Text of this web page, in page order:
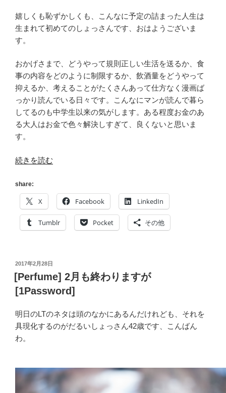
Pro
Plan
を
ウ
ン
グ
レ
ー
ド
[プ
イ
リ
ポ
リ]”
の
嬉しくも恥ずかしくも、こんなに予定の詰まった人生は
生まれて初めてのしょっさんです、おはようございま
す。
おかげさまで、どうやって規則正しい生活を送るか、食
事の内容をどのように制限するか、飲酒量をどうやって
抑えるか、考えることがたくさんあって仕方なく漫画ば
っかり読んでいる日々です。こんなにマンが読んで暮ら
してるのも中学生以来の気がします。ある程度お金のあ
る大人はお金で色々解決しすぎて、良くないと思いま
す。
“[出
の
意
図]
ど
ん
で
え
た
い！
う
続きを読む
share:
X Facebook LinkedIn
Tumblr Pocket その他
投
稿
日:
2017年2月28日
[Perfume] 2月も終わりますが
[1Password]
明日のLTのネタは頭のなかにあるんだけれども、それを
具現化するのがだるいしょっさん42歳です、こんばん
わ。